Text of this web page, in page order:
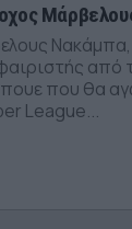
από
που θα
League...